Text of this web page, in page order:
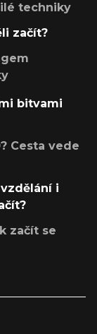
techniky
začít?
bitvami
Cesta vede
i
začít se